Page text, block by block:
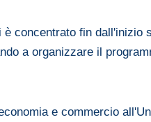
è concentrato fin
a organizzare il
e commercio